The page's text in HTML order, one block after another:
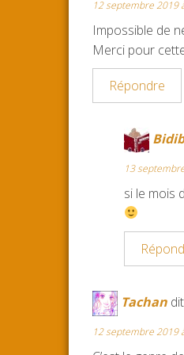
12 septembre 2019
Impossible de
Merci pour
Répondre
Bidib
13
si le mois
Tachan
12 septembre 2019